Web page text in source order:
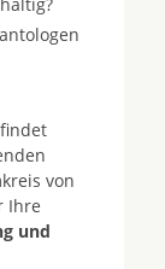
von
Ihre
und